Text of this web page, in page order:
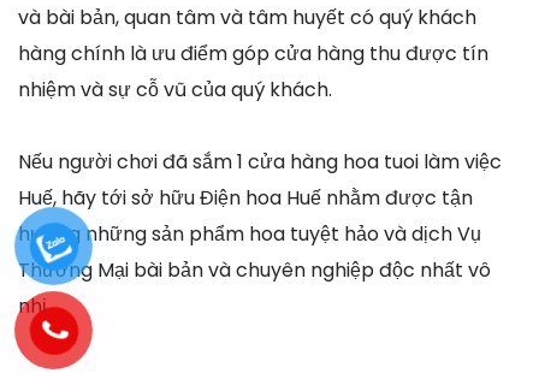
và bài bản, quan tâm và tâm huyết có quý khách
hàng chính là ưu điểm góp cửa hàng thu được tín
nhiệm và sự cỗ vũ của quý khách.
Nếu người chơi đã sắm 1 cửa hàng hoa tuoi làm việc
Huế, hãy tới sở hữu Điện hoa Huế nhằm được tận
hưởng những sản phẩm hoa tuyệt hảo và dịch Vụ
Thương Mại bài bản và chuyên nghiệp độc nhất vô
nhị.